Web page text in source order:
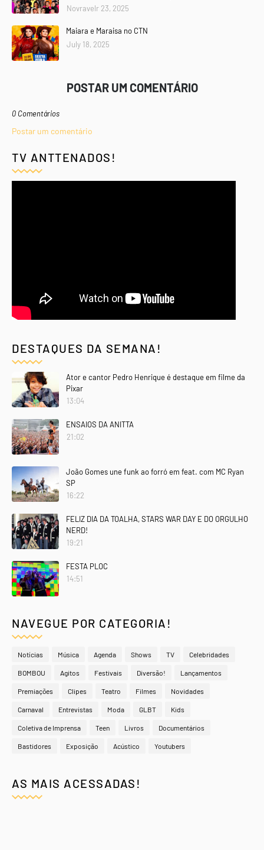
Novravelr 23, 2025
Maiara e Maraisa no CTN
July 18, 2025
POSTAR UM COMENTÁRIO
0 Comentários
Postar um comentário
TV ANTTENADOS!
DESTAQUES DA SEMANA!
Ator e cantor Pedro Henrique é destaque em filme da
Pixar
13:04
ENSAIOS DA ANITTA
21:02
João Gomes une funk ao forró em feat. com MC Ryan
SP
16:22
FELIZ DIA DA TOALHA, STARS WAR DAY E DO ORGULHO
NERD!
19:21
FESTA PLOC
14:51
NAVEGUE POR CATEGORIA!
Notícias Música Agenda Shows TV Celebridades
BOMBOU Agitos Festivais Diversão! Lançamentos
Premiações Clipes Teatro Filmes Novidades
Carnaval Entrevistas Moda GLBT Kids
Coletiva de Imprensa Teen Livros Documentários
Bastidores Exposição Acústico Youtubers
AS MAIS ACESSADAS!